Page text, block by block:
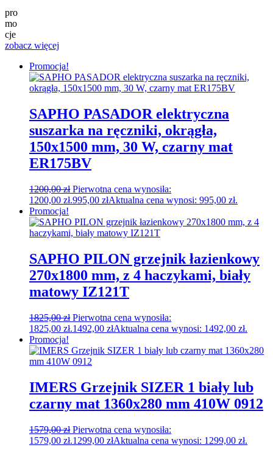
pro
mo
cje
zobacz więcej
Promocja!
SAPHO PASADOR elektryczna
suszarka na ręczniki, okrągła,
150x1500 mm, 30 W, czarny mat
ER175BV
1200,00zł Pierwotna cena wynosiła:
1200,00 zł.995,00 złAktualna cena wynosi: 995,00 zł.
Promocja!
SAPHO PILON grzejnik łazienkowy
270x1800 mm, z 4 haczykami, biały
matowy IZ121T
1825,00zł Pierwotna cena wynosiła:
1825,00 zł.1492,00 złAktualna cena wynosi: 1492,00 zł.
Promocja!
IMERS Grzejnik SIZER 1 biały lub
czarny mat 1360x280 mm 410W 0912
1579,00zł Pierwotna cena wynosiła:
1579,00 zł.1299,00 złAktualna cena wynosi: 1299,00 zł.